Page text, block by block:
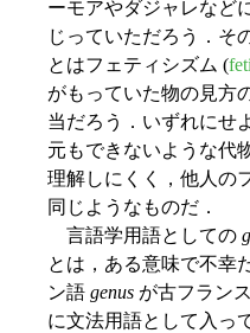
ーモアやダジャレなど
じっていただろう．そ
とはフェティシズム (
がもっていた物の見方
当だろう．いずれにせ
元もできないような代
理解しにくく，他人の
同じようなものだ．
言語学用語としての
とは，ある意味で不幸
ン語 genus が古フラン
に文法用語として入っ